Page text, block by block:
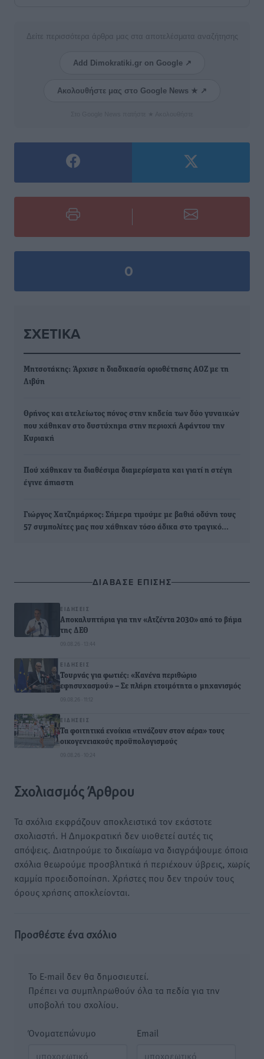
Δείτε περισσότερα άρθρα μας στα αποτελέσματα αναζήτησης
Add Dimokratiki.gr on Google ↗
Ακολουθήστε μας στο Google News ★ ↗
0
ΣΧΕΤΙΚΆ
Μητσοτάκης: Άρχισε η διαδικασία οριοθέτησης ΑΟΖ με τη
Λιβύη
Θρήνος και ατελείωτος πόνος στην κηδεία των δύο γυναικών
που χάθηκαν στο δυστύχημα στην περιοχή Αφάντου την
Κυριακή
Πού χάθηκαν τα διαθέσιμα διαμερίσματα και γιατί η στέγη
έγινε άπιαστη
Γιώργος Χατζημάρκος: Σήμερα τιμούμε με βαθιά οδύνη τους
57 συμπολίτες μας που χάθηκαν τόσο άδικα στο τραγικό…
ΔΙΑΒΑΣΕ ΕΠΙΣΗΣ
ΕΙΔΉΣΕΙΣ
Αποκαλυπτήρια για την «Ατζέντα 2030» από το βήμα
της ΔΕΘ
09.08.26 · 13:44
ΕΙΔΉΣΕΙΣ
Τουρνάς για φωτιές: «Κανένα περιθώριο
εφησυχασμού» – Σε πλήρη ετοιμότητα ο μηχανισμός
09.08.26 · 11:12
ΕΙΔΉΣΕΙΣ
Τα φοιτητικά ενοίκια «τινάζουν στον αέρα» τους
οικογενειακούς προϋπολογισμούς
09.08.26 · 10:24
Σχολιασμός Άρθρου
Τα σχόλια εκφράζουν αποκλειστικά τον εκάστοτε
σχολιαστή. Η Δημοκρατική δεν υιοθετεί αυτές τις
απόψεις. Διατηρούμε το δικαίωμα να διαγράψουμε όποια
σχόλια θεωρούμε προσβλητικά ή περιέχουν ύβρεις, χωρίς
καμμία προειδοποίηση. Χρήστες που δεν τηρούν τους
όρους χρήσης αποκλείονται.
Προσθέστε ένα σχόλιο
Το E-mail δεν θα δημοσιευτεί.
Πρέπει να συμπληρωθούν όλα τα πεδία για την
υποβολή του σχολίου.
Όνοματεπώνυμο Email